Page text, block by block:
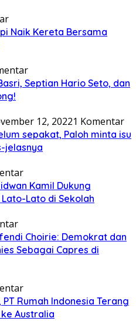
Naik Kereta Bersama
Septian Hario Seto, dan
12, 20221 Komentar
sepakat, Paloh minta isu
jelasnya
Kamil Dukung
Lato di Sekolah
Choirie: Demokrat dan
Sebagai Capres di
Rumah Indonesia Terang
Australia